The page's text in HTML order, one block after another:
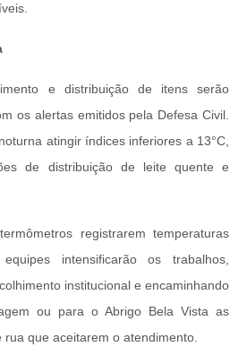
e distribuição de itens serão
os alertas emitidos pela Defesa Civil.
atingir índices inferiores a 13°C,
de distribuição de leite quente e
registrarem temperaturas
intensificarão os trabalhos,
institucional e encaminhando
ou para o Abrigo Bela Vista as
que aceitarem o atendimento.